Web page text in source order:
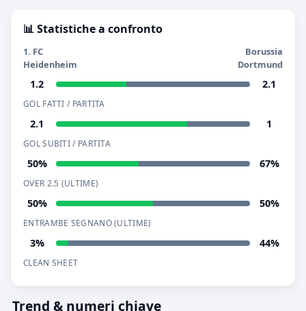
📊 Statistiche a confronto
1. FC
Heidenheim
Borussia
Dortmund
1.2 2.1
GOL FATTI / PARTITA
2.1 1
GOL SUBITI / PARTITA
50% 67%
OVER 2.5 (ULTIME)
50% 50%
ENTRAMBE SEGNANO (ULTIME)
3% 44%
CLEAN SHEET
Trend & numeri chiave